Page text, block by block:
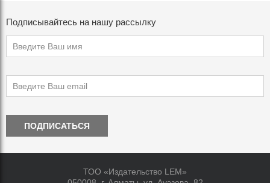
Подписывайтесь на нашу рассылку
ПОДПИСАТЬСЯ
ТОО «Издательство LEM»